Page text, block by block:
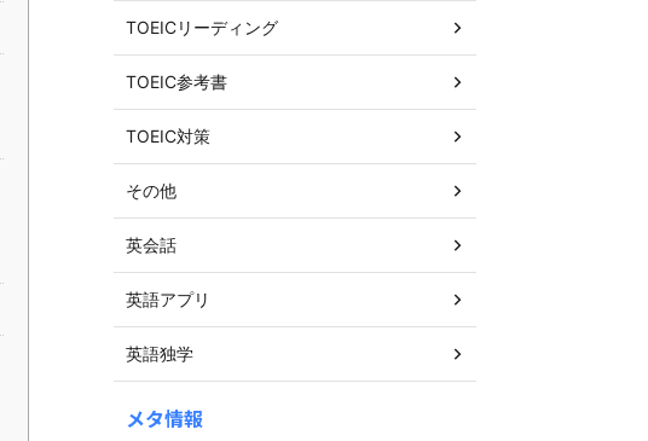
TOEICリーディング
TOEIC参考書
TOEIC対策
その他
英会話
英語アプリ
英語独学
メタ情報